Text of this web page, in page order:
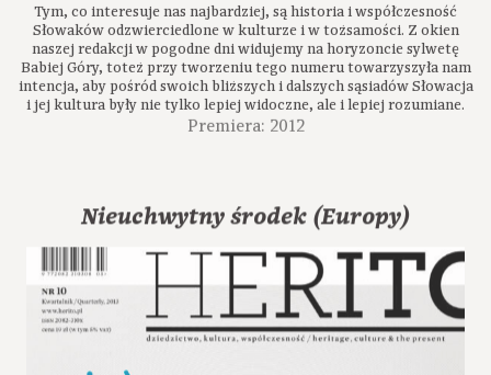
Tym, co interesuje nas najbardziej, są historia i współczesność
Słowaków odzwierciedlone w kulturze i w tożsamości. Z okien
naszej redakcji w pogodne dni widujemy na horyzoncie sylwetę
Babiej Góry, toteż przy tworzeniu tego numeru towarzyszyła nam
intencja, aby pośród swoich bliższych i dalszych sąsiadów Słowacja
i jej kultura były nie tylko lepiej widoczne, ale i lepiej rozumiane.
Premiera: 2012
Nieuchwytny środek (Europy)